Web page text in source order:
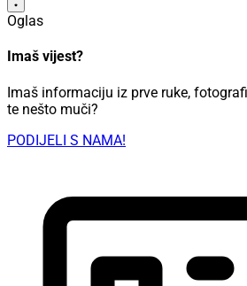
Oglas
Imaš vijest?
Imaš informaciju iz prve ruke,
te nešto muči?
PODIJELI S NAMA!